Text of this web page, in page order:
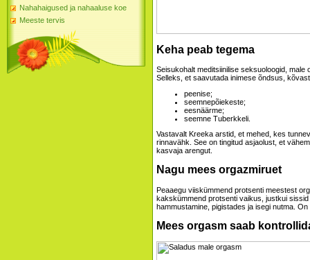
Nahahaigused ja nahaaluse koe
Meeste tervis
Keha peab tegema
Seisukohalt meditsiinilise seksuoloogid,
Selleks, et saavutada inimese õndsus,
peenise;
seemnepõiekeste;
eesnäärme;
seemne Tuberkkeli.
Vastavalt Kreeka arstid, et mehed, kes
rinnavähk. See on tingitud asjaolust, et
kasvaja arengut.
Nagu mees orgazmiruet
Peaaegu viiskümmend protsenti meestest
kakskümmend protsenti vaikus, justkui
hammustamine, pigistades ja isegi nutma.
Mees orgasm saab